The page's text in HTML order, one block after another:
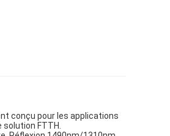
conçu pour les applications
FTTH.